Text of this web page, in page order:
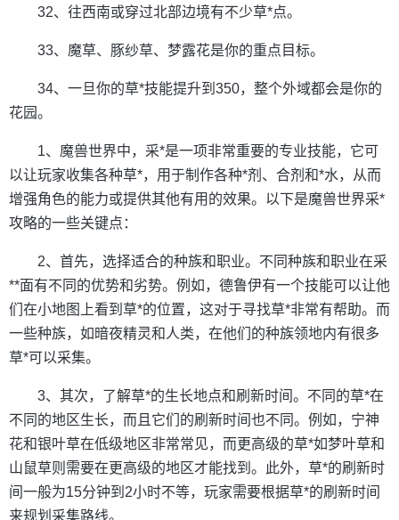
32、往西南或穿过北部边境有不少草*点。
33、魔草、豚纱草、梦露花是你的重点目标。
34、一旦你的草*技能提升到350，整个外域都会是你的
花园。
1、魔兽世界中，采*是一项非常重要的专业技能，它可
以让玩家收集各种草*，用于制作各种*剂、合剂和*水，从而
增强角色的能力或提供其他有用的效果。以下是魔兽世界采*
攻略的一些关键点：
2、首先，选择适合的种族和职业。不同种族和职业在采
**面有不同的优势和劣势。例如，德鲁伊有一个技能可以让他
们在小地图上看到草*的位置，这对于寻找草*非常有帮助。而
一些种族，如暗夜精灵和人类，在他们的种族领地内有很多
草*可以采集。
3、其次，了解草*的生长地点和刷新时间。不同的草*在
不同的地区生长，而且它们的刷新时间也不同。例如，宁神
花和银叶草在低级地区非常常见，而更高级的草*如梦叶草和
山鼠草则需要在更高级的地区才能找到。此外，草*的刷新时
间一般为15分钟到2小时不等，玩家需要根据草*的刷新时间
来规划采集路线。